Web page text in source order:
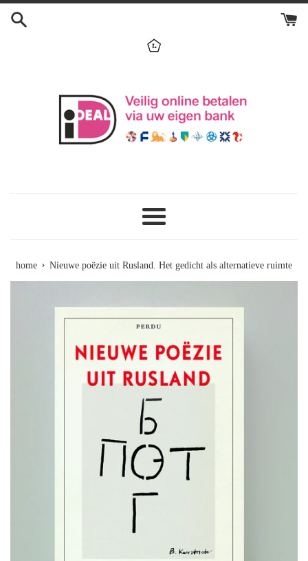
Skip
menu
home › Nieuwe poëzie uit Rusland. Het gedicht als alternatieve ruimte